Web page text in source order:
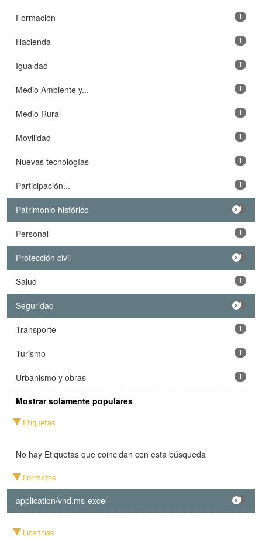
Formación 1
Hacienda 1
Igualdad 1
Medio Ambiente y... 1
Medio Rural 1
Movilidad 1
Nuevas tecnologías 1
Participación... 1
Patrimonio histórico 1
Personal 1
Protección civil 1
Salud 1
Seguridad 1
Transporte 1
Turismo 1
Urbanismo y obras 1
Mostrar solamente populares
Etiquetas
No hay Etiquetas que coincidan con esta búsqueda
Formatos
application/vnd.ms-excel 1
Licencias